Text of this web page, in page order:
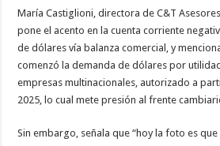
María Castiglioni, directora de C&T
pone el acento en la cuenta corriente
de dólares vía balanza comercial, y
comenzó la demanda de dólares por
empresas multinacionales, autorizado a
2025, lo cual mete presión al frente
Sin embargo, señala que “hoy la foto es